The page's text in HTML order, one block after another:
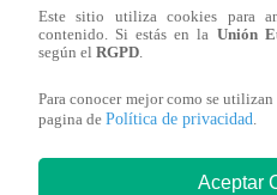
“No cierro las puertas al
una relación tan larga que
Este sitio utiliza cookies para
contenido. Si estás en la Unión
según el RGPD.
Para conocer mejor como se
pagina de Política de privacidad.
Aceptar